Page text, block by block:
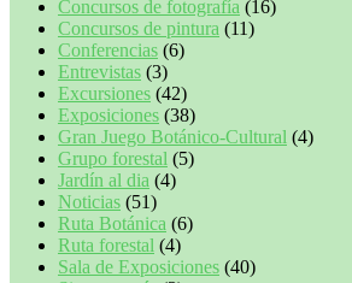
Concursos de fotografía (16)
Concursos de pintura (11)
Conferencias (6)
Entrevistas (3)
Excursiones (42)
Exposiciones (38)
Gran Juego Botánico-Cultural (4)
Grupo forestal (5)
Jardín al dia (4)
Noticias (51)
Ruta Botánica (6)
Ruta forestal (4)
Sala de Exposiciones (40)